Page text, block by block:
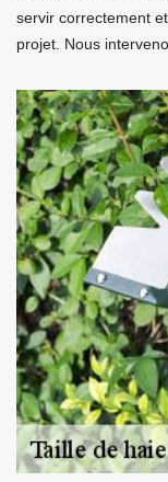
servir correctement
projet. Nous